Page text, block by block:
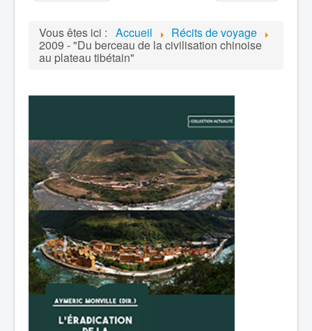
Vous êtes ici : Accueil Récits de voyage
2009 - "Du berceau de la civilisation chinoise
au plateau tibétain"